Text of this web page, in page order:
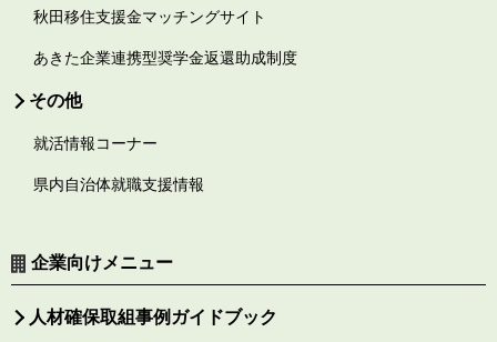
秋田移住支援金マッチングサイト
あきた企業連携型奨学金返還助成制度
その他
就活情報コーナー
県内自治体就職支援情報
企業向けメニュー
人材確保取組事例ガイドブック